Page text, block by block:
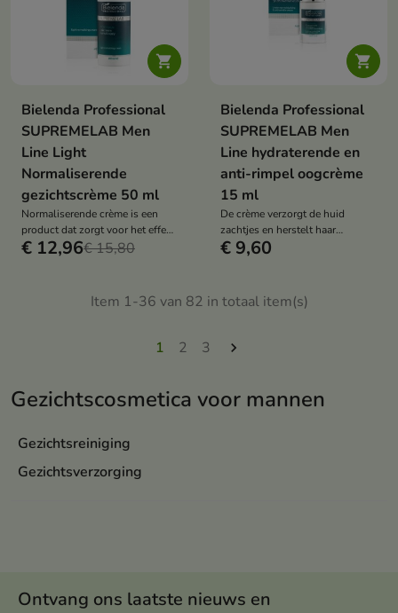
Gezichtscosmetica voor mannen
Gezichtsreiniging
Gezichtsverzorging

Bielenda Professional
SUPREMELAB Men
Line Light
Normaliserende
gezichtscrème 50 ml
Normaliserende crème is een
product dat zorgt voor het effect
van een frisse huid
€ 12,96€ 15,80

Bielenda Professional
SUPREMELAB Men
Line hydraterende en
anti-rimpel oogcrème
15 ml
De crème verzorgt de huid
zachtjes en herstelt haar
gezonde uiterlijk
€ 9,60
Item 1-36 van 82 in totaal item(s)
1 2 3 
Ontvang ons laatste nieuws en